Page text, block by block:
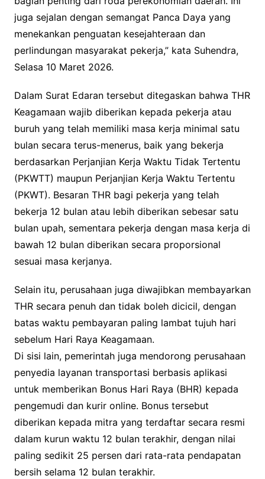
juga sejalan dengan semangat Panca Daya yang
menekankan penguatan kesejahteraan dan
perlindungan masyarakat pekerja,” kata Suhendra,
Selasa 10 Maret 2026.
Dalam Surat Edaran tersebut ditegaskan bahwa THR
Keagamaan wajib diberikan kepada pekerja atau
buruh yang telah memiliki masa kerja minimal satu
bulan secara terus-menerus, baik yang bekerja
berdasarkan Perjanjian Kerja Waktu Tidak Tertentu
(PKWTT) maupun Perjanjian Kerja Waktu Tertentu
(PKWT). Besaran THR bagi pekerja yang telah
bekerja 12 bulan atau lebih diberikan sebesar satu
bulan upah, sementara pekerja dengan masa kerja di
bawah 12 bulan diberikan secara proporsional
sesuai masa kerjanya.
Selain itu, perusahaan juga diwajibkan membayarkan
THR secara penuh dan tidak boleh dicicil, dengan
batas waktu pembayaran paling lambat tujuh hari
sebelum Hari Raya Keagamaan.
Di sisi lain, pemerintah juga mendorong perusahaan
penyedia layanan transportasi berbasis aplikasi
untuk memberikan Bonus Hari Raya (BHR) kepada
pengemudi dan kurir online. Bonus tersebut
diberikan kepada mitra yang terdaftar secara resmi
dalam kurun waktu 12 bulan terakhir, dengan nilai
paling sedikit 25 persen dari rata-rata pendapatan
bersih selama 12 bulan terakhir.